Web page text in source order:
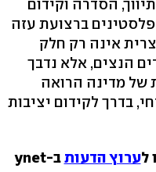
הסדרה וקידום
ברצועת עזה
אינה רק חלק
הנצים, אלא נדבך
של מדינה הרואה
בדרך לקידום יציבות
לערוץ הדעותב-ynet